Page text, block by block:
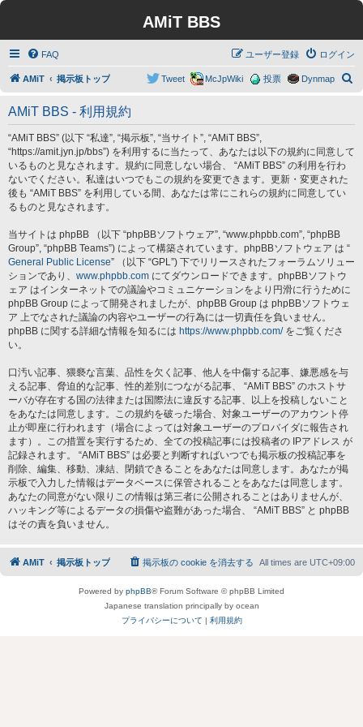
AMiT BBS
FAQ ログイン
ユーザー登録
AMiT 掲示板トップ Dynmap
投票
McJpWiki
Tweet
AMiT BBS - 利用規約
“AMiT BBS” (以下 “私達”, “掲示板”, “当サイト”, “AMiT BBS”,
“https://amit.jyn.jp/bbs”) を利用するに当たって、あなたは以下の規約に同意して
いるものと見なされます。規約に同意しない場合、 “AMiT BBS” の利用を行わ
ないでください。私達はいつでもこの規約を変更できます。更新・変更された
後も “AMiT BBS” を利用している間、あなたは常にこれらの規約に同意してい
るものと見なされます。
当サイトは phpBB （以下 “phpBBソフトウェア”, “www.phpbb.com”, “phpBB
Group”, “phpBB Teams”) によって構築されています。phpBBソフトウェア は “
General Public License” （以下 “GPL”) 下でリリースされたフォーラムソリュー
ションであり、 www.phpbb.com にてダウンロードできます。phpBBソフトウ
ェア はインターネットでの議論やコミュニケーションをより円滑に行うために
phpBB Group によって開発されましたが、phpBB Group は phpBBソフトウェ
ア 上でなされた議論の内容やユーザーの行為には一切責任を負いません。
phpBB に関する詳細な情報を知るには https://www.phpbb.com/をご覧くださ
い。
口汚い記事、猥褻な言葉、品性を欠く記事、他人を中傷する記事、嫌悪感を与
える記事、脅迫的な記事、性的差別につながる記事、 “AMiT BBS” のホストサ
ーバが存在する国の法律または国際法に違反する記事、以上を投稿しないこと
をあなたは同意します。この規約を破った場合、対象ユーザーのアカウント停
止が即座に行われます（場合によっては対象ユーザーのプロバイダに報告され
ます）。この措置を実行するため、全ての投稿記事には投稿者の IPアドレス が
記録されます。 “AMiT BBS” は必要と判断すればいつでも掲示板の投稿記事を
削除、編集、移動、凍結、閉鎖できることをあなたは同意します。あなたが掲
示板で入力した情報はデータベースに保管されることをあなたは同意します。
あなたの同意がない限りこの情報は第三者に公開されることはありませんが、
ハッキング等によるデータの損傷や盗難があった場合、 “AMiT BBS” と phpBB
はその責を負いません。
AMiT 掲示板トップ All times are UTC+09:00
掲示板の cookie を消去する
Powered by phpBB® Forum Software © phpBB Limited
Japanese translation principally by ocean
プライバシーについて | 利用規約